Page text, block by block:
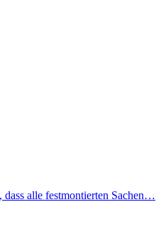
alle festmontierten Sachen…